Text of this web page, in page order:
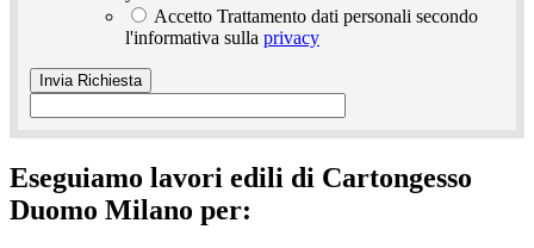
Accetto Trattamento dati personali secondo
l'informativa sulla privacy
Eseguiamo lavori edili di Cartongesso
Duomo Milano per: